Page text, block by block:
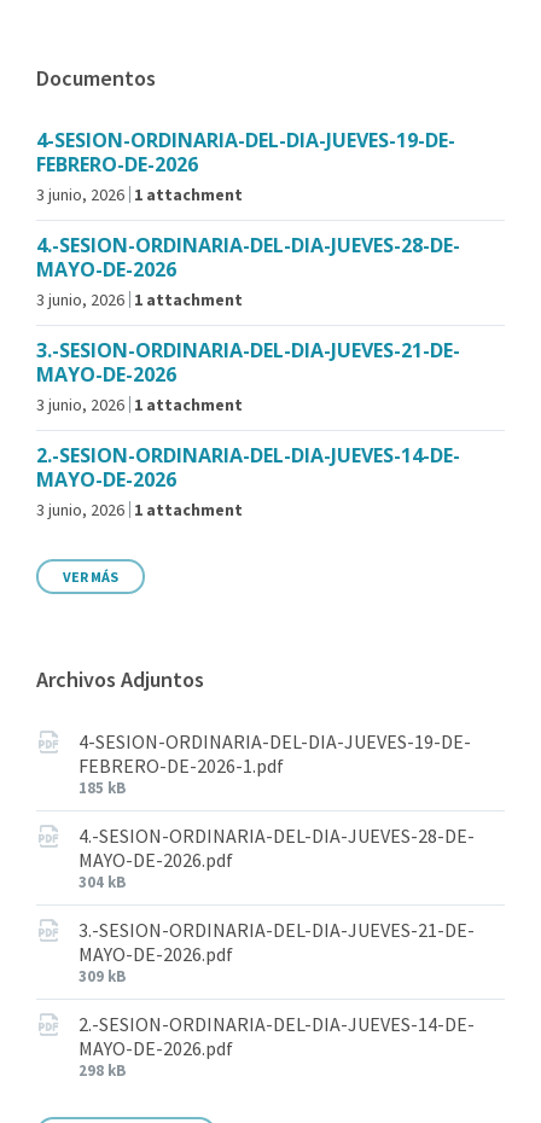
Documentos
4-SESION-ORDINARIA-DEL-DIA-JUEVES-19-DE-
FEBRERO-DE-2026
3 junio, 2026 1 attachment
4.-SESION-ORDINARIA-DEL-DIA-JUEVES-28-DE-
MAYO-DE-2026
3 junio, 2026 1 attachment
3.-SESION-ORDINARIA-DEL-DIA-JUEVES-21-DE-
MAYO-DE-2026
3 junio, 2026 1 attachment
2.-SESION-ORDINARIA-DEL-DIA-JUEVES-14-DE-
MAYO-DE-2026
3 junio, 2026 1 attachment
VER MÁS
Archivos Adjuntos
4-SESION-ORDINARIA-DEL-DIA-JUEVES-19-DE-
FEBRERO-DE-2026-1.pdf
185 kB
4.-SESION-ORDINARIA-DEL-DIA-JUEVES-28-DE-
MAYO-DE-2026.pdf
304 kB
3.-SESION-ORDINARIA-DEL-DIA-JUEVES-21-DE-
MAYO-DE-2026.pdf
309 kB
2.-SESION-ORDINARIA-DEL-DIA-JUEVES-14-DE-
MAYO-DE-2026.pdf
298 kB